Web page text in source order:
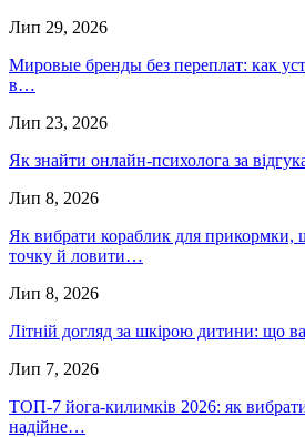
Лип 29, 2026
Мировые бренды без переплат: как
в…
Лип 23, 2026
Як знайти онлайн-психолога за
Лип 8, 2026
Як вибрати кораблик для прикормки,
точку й ловити…
Лип 8, 2026
Літній догляд за шкірою дитини: що
Лип 7, 2026
ТОП-7 йога-килимків 2026: як
надійне…